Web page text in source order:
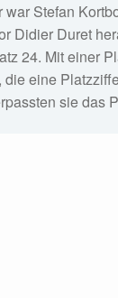
Stefan
Didier Duret
24. Mit einer
eine
sie das